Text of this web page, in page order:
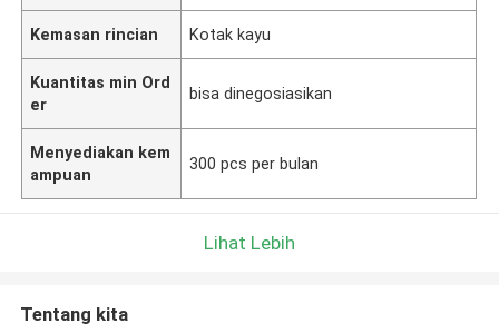
Kemasan rincian Kotak kayu
Kuantitas min Ord
er
bisa dinegosiasikan
Menyediakan kem
ampuan
300 pcs per bulan
Lihat Lebih
Tentang kita